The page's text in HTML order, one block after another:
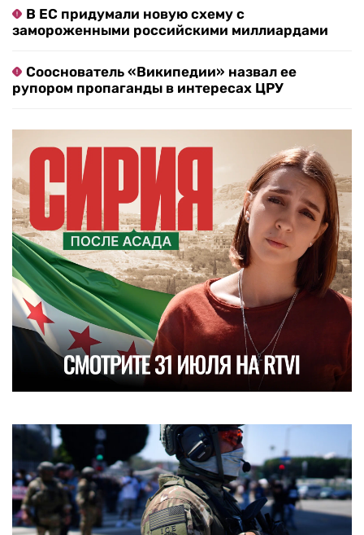
В ЕС придумали новую схему с
замороженными российскими миллиардами
Сооснователь «Википедии» назвал ее
рупором пропаганды в интересах ЦРУ